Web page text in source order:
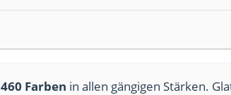
Farben in allen gängigen Stärken.